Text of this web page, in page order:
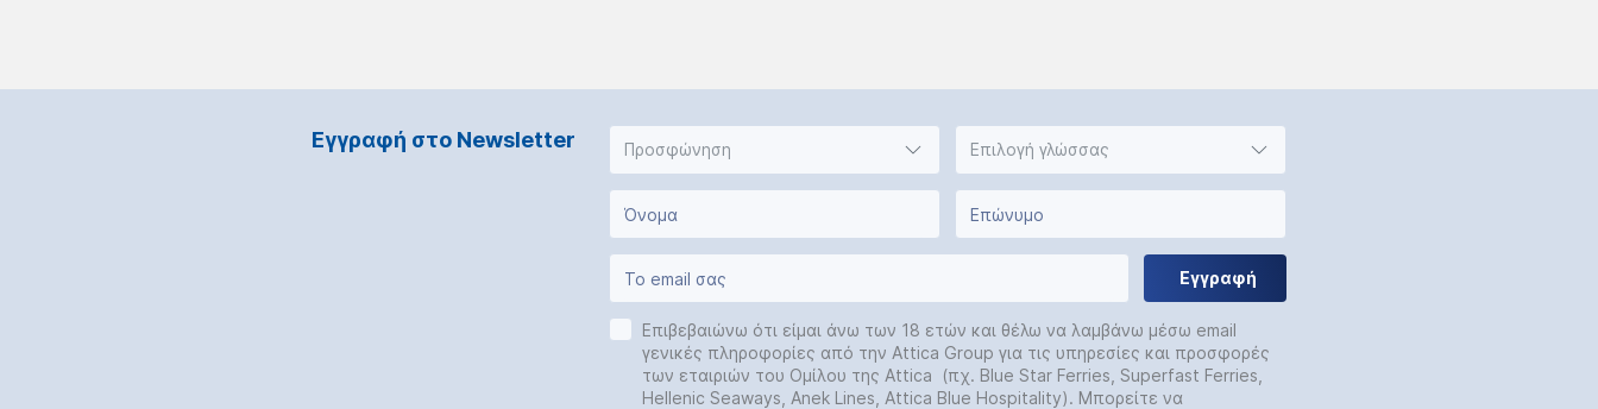
Εγγραφή στο Νewsletter Προσφώνηση Επιλογή γλώσσας
Εγγραφή
Επιβεβαιώνω ότι είμαι άνω των 18 ετών και θέλω να λαμβάνω μέσω email
γενικές πληροφορίες από την Attica Group για τις υπηρεσίες και προσφορές
των εταιριών του Ομίλου της Attica (πχ. Blue Star Ferries, Superfast Ferries,
Hellenic Seaways, Anek Lines, Attica Blue Hospitality). Μπορείτε να